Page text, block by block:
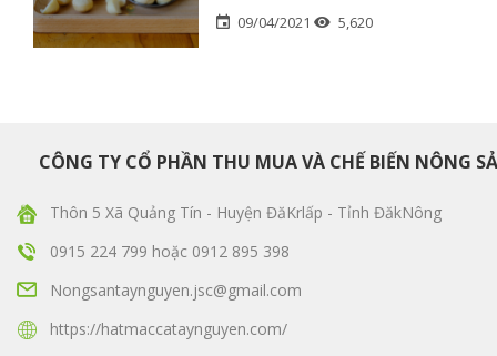
09/04/2021
5,620
CÔNG TY CỔ PHẦN THU MUA VÀ CHẾ BIẾN NÔNG
Thôn 5 Xã Quảng Tín - Huyện ĐăKrlấp - Tỉnh ĐăkNông
0915 224 799 hoặc 0912 895 398
Nongsantaynguyen.jsc@gmail.com
https://hatmaccataynguyen.com/